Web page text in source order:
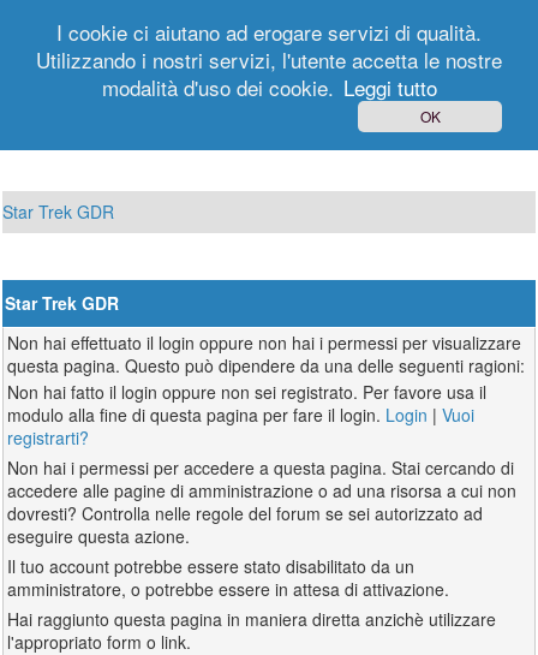
Registrati
Star Trek GDR
Star Trek GDR
Non hai effettuato il login oppure non hai i permessi per visualizzare
questa pagina. Questo può dipendere da una delle seguenti ragioni:
Non hai fatto il login oppure non sei registrato. Per favore usa il
modulo alla fine di questa pagina per fare il login. Login |Vuoi
registrarti?
Non hai i permessi per accedere a questa pagina. Stai cercando di
accedere alle pagine di amministrazione o ad una risorsa a cui non
dovresti? Controlla nelle regole del forum se sei autorizzato ad
eseguire questa azione.
Il tuo account potrebbe essere stato disabilitato da un
amministratore, o potrebbe essere in attesa di attivazione.
Hai raggiunto questa pagina in maniera diretta anzichè utilizzare
l'appropriato form o link.
I cookie ci aiutano ad erogare servizi di qualità.
Utilizzando i nostri servizi, l'utente accetta le nostre
modalità d'uso dei cookie. Leggi tutto
OK